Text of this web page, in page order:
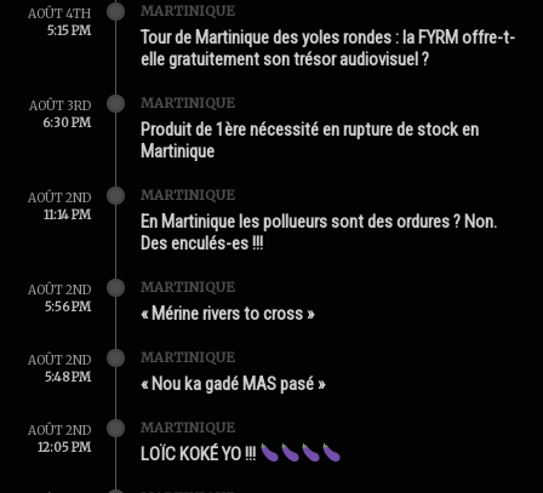
AOÛT 4TH
5:15 PM
MARTINIQUE
Tour de Martinique des yoles rondes : la FYRM offre-t-
elle gratuitement son trésor audiovisuel ?
AOÛT 3RD
6:30 PM
MARTINIQUE
Produit de 1ère nécessité en rupture de stock en
Martinique
AOÛT 2ND
11:14 PM
MARTINIQUE
En Martinique les pollueurs sont des ordures ? Non.
Des enculés-es !!!
AOÛT 2ND
5:56 PM
MARTINIQUE
« Mérine rivers to cross »
AOÛT 2ND
5:48 PM
MARTINIQUE
« Nou ka gadé MAS pasé »
AOÛT 2ND
12:05 PM
MARTINIQUE
LOÏC KOKÉ YO !!!